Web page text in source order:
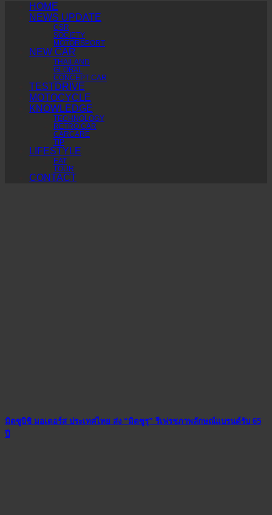
HOME
NEWS UPDATE
CSR
SOCIETY
MOTORSPORT
NEW CAR
THAILAND
GLOBAL
CONCEPT CAR
TESTDRIVE
MOTOCYCLE
KNOWLEDGE
TECHNOLOGY
RETRO CAR
CARCARE
TIP
LIFESTYLE
EAT
TOUR
CONTACT
มิตซูบิชิ มอเตอร์ส ประเทศไทย ส่ง “มิตซูรุ” รีเฟรชภาพลักษณ์แบรนด์รับ 65
ปี